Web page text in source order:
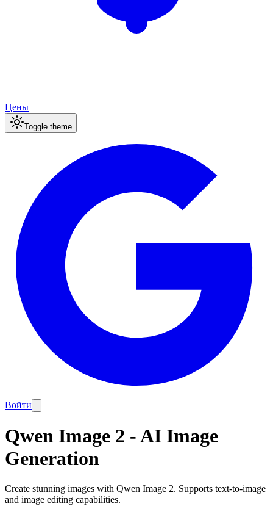
Цены
Toggle theme
Войти
Qwen Image 2 - AI Image
Generation
Create stunning images with Qwen Image 2. Supports text-to-image
and image editing capabilities.